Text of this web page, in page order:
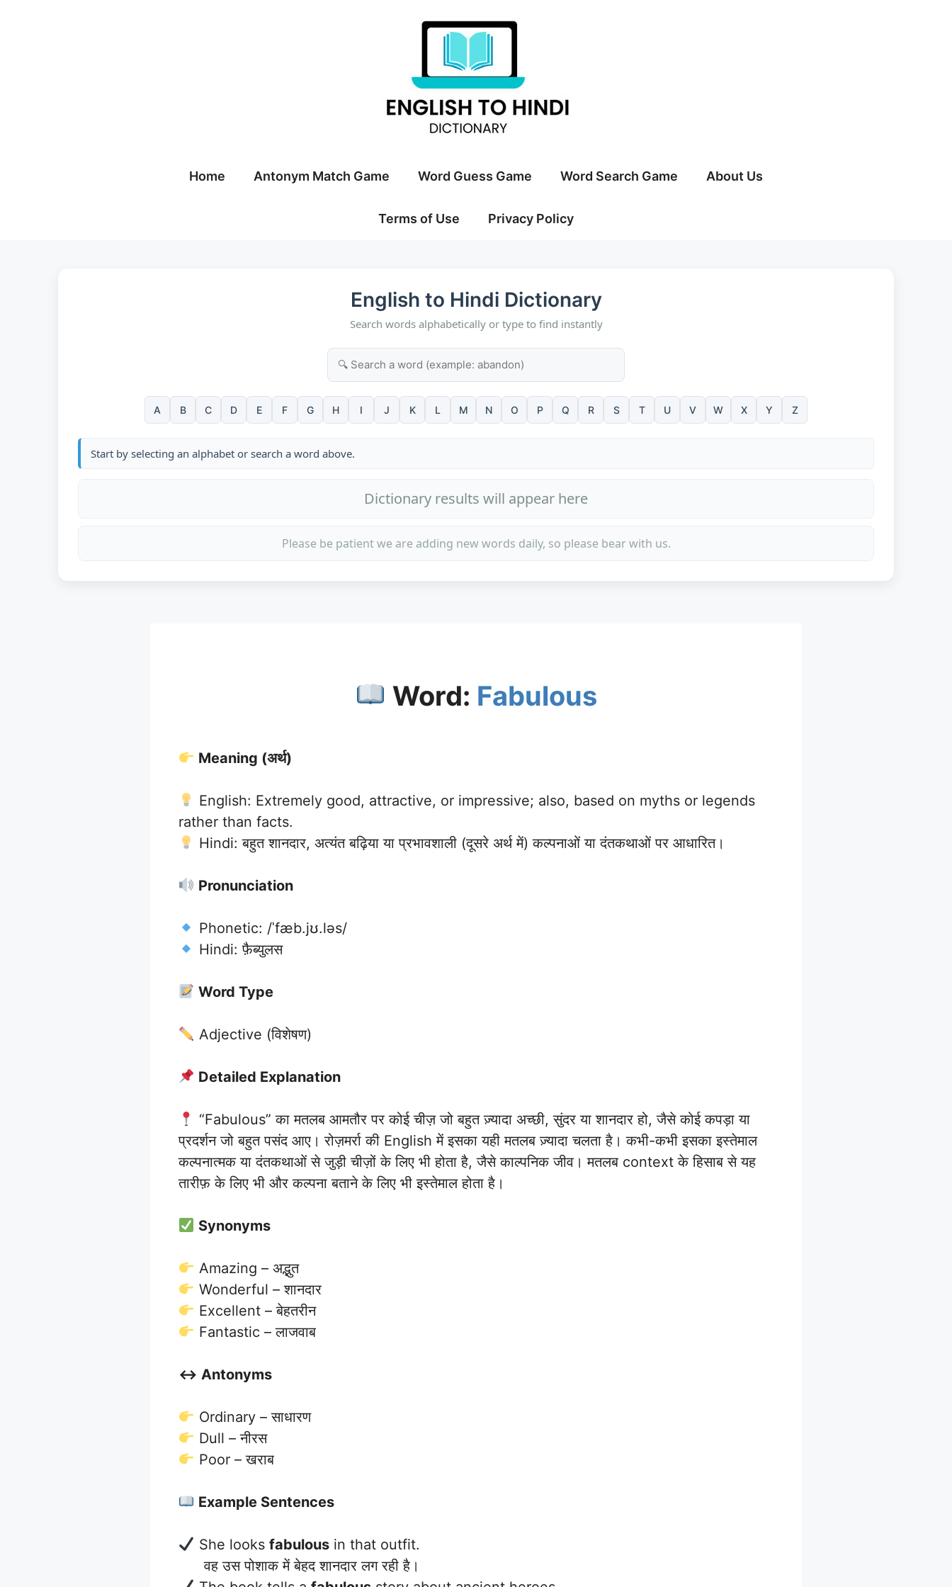
Home Antonym Match Game Word Guess Game Word Search Game About Us
Terms of Use Privacy Policy
English to Hindi Dictionary
Search words alphabetically or type to find instantly
A B C D E F G H I J K L M N O P Q R S T U V W X Y Z
Start by selecting an alphabet or search a word above.
Dictionary results will appear here
Please be patient we are adding new words daily, so please bear with us.
Word: Fabulous
Meaning (अर्थ)
English: Extremely good, attractive, or impressive; also, based on myths or legends
rather than facts.
Hindi: बहुत शानदार, अत्यंत बढ़िया या प्रभावशाली (दूसरे अर्थ में) कल्पनाओं या दंतकथाओं पर आधारित।
Pronunciation
Phonetic: /ˈfæb.jʊ.ləs/
Hindi: फ़ैब्युलस
Word Type
Adjective (विशेषण)
Detailed Explanation
“Fabulous” का मतलब आमतौर पर कोई चीज़ जो बहुत ज़्यादा अच्छी, सुंदर या शानदार हो, जैसे कोई कपड़ा या
प्रदर्शन जो बहुत पसंद आए। रोज़मर्रा की English में इसका यही मतलब ज़्यादा चलता है। कभी-कभी इसका इस्तेमाल
कल्पनात्मक या दंतकथाओं से जुड़ी चीज़ों के लिए भी होता है, जैसे काल्पनिक जीव। मतलब context के हिसाब से यह
तारीफ़ के लिए भी और कल्पना बताने के लिए भी इस्तेमाल होता है।
Synonyms
Amazing – अद्भुत
Wonderful – शानदार
Excellent – बेहतरीन
Fantastic – लाजवाब
↔️ Antonyms
Ordinary – साधारण
Dull – नीरस
Poor – खराब
Example Sentences
She looks fabulousin that outfit.
वह उस पोशाक में बेहद शानदार लग रही है।